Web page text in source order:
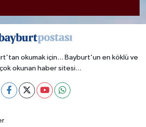
okumak için... Bayburt'un en köklü ve
okunan haber sitesi...